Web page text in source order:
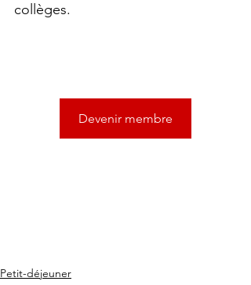
collèges.
Devenir membre
Petit-déjeuner